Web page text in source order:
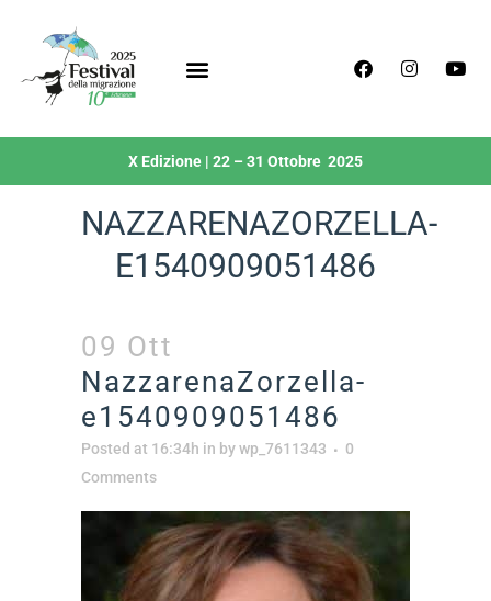
X Edizione | 22 – 31 Ottobre 2025
NAZZARENAZORZELLA-
E1540909051486
09 Ott
NazzarenaZorzella-
e1540909051486
Posted at 16:34h in bywp_7611343
0
Comments